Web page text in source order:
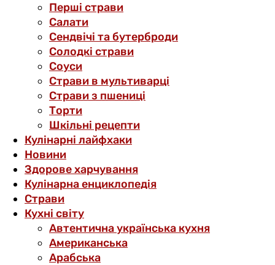
Перші страви
Салати
Сендвічі та бутерброди
Солодкі страви
Соуси
Страви в мультиварці
Страви з пшениці
Торти
Шкільні рецепти
Кулінарні лайфхаки
Новини
Здорове харчування
Кулінарна енциклопедія
Страви
Кухні світу
Автентична українська кухня
Американська
Арабська